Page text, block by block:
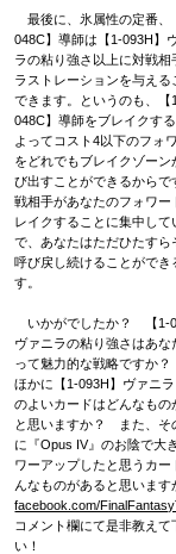
最後に、氷属性の定番、
048C】導師は【1-093H】
ラの粘り強さ以上に対戦相
ラストレーションを与える
できます。というのも、【
048C】導師をブレイクす
よってコスト4以下のフォ
をどれでもブレイクゾーン
び出すことができるからで
戦相手があなたのフォワー
レイクすることに集中して
で、あなたはただひたすら
呼び戻し続けることができ
す。
いかがでしたか？ 【1-
ヴァニラの粘り強さはあな
って魅力的な戦略ですか
ほかに【1-093H】ヴァニ
のよいカードはどんなもの
と思いますか？ また、そ
に『Opus IV』のお陰で大
ワーアップしたと思うカー
んなものがあると思います
facebook.com/
コメント欄にて是非教えて
い！